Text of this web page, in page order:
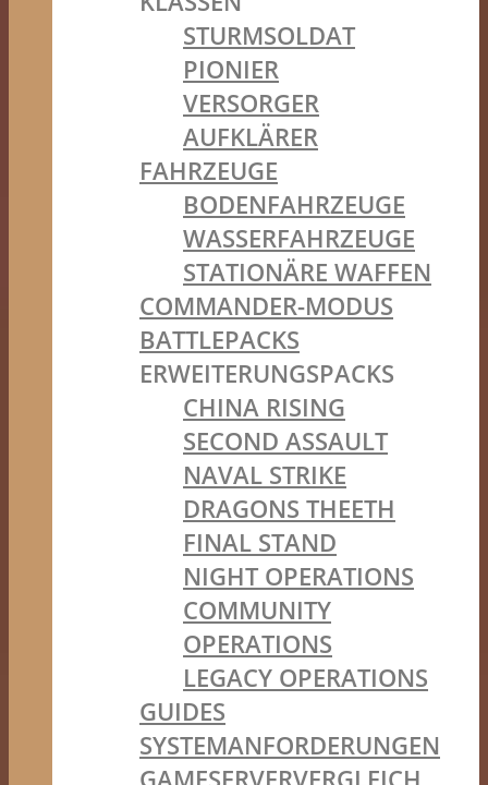
STURMSOLDAT
PIONIER
VERSORGER
AUFKLÄRER
FAHRZEUGE
BODENFAHRZEUGE
WASSERFAHRZEUGE
STATIONÄRE WAFFEN
COMMANDER-MODUS
BATTLEPACKS
ERWEITERUNGSPACKS
CHINA RISING
SECOND ASSAULT
NAVAL STRIKE
DRAGONS THEETH
FINAL STAND
NIGHT OPERATIONS
COMMUNITY
OPERATIONS
LEGACY OPERATIONS
GUIDES
SYSTEMANFORDERUNGEN